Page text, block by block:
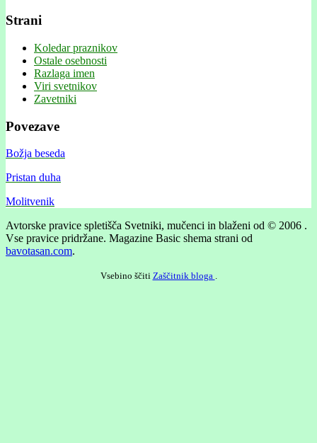
Strani
Koledar praznikov
Ostale osebnosti
Razlaga imen
Viri svetnikov
Zavetniki
Povezave
Božja beseda
Pristan duha
Molitvenik
Avtorske pravice spletišča Svetniki, mučenci in blaženi od © 2006 .
Vse pravice pridržane. Magazine Basic shema strani od
bavotasan.com.
Vsebino ščiti Zaščitnik bloga .